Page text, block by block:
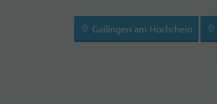
Gailingen am Hochrhein